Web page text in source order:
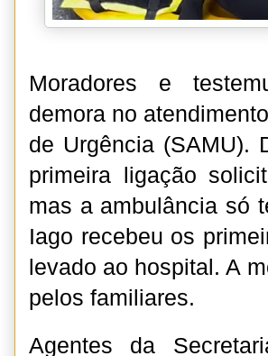
Moradores e
demora no
de Urgência (SAMU).
primeira ligação
mas a ambulância só
Iago recebeu os
levado ao hospital. A
pelos familiares.
Agentes da